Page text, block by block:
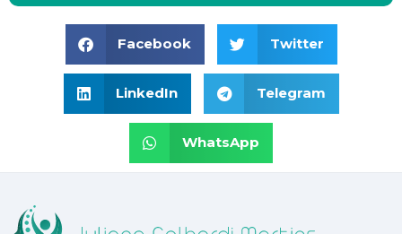
Facebook Twitter
LinkedIn Telegram
WhatsApp